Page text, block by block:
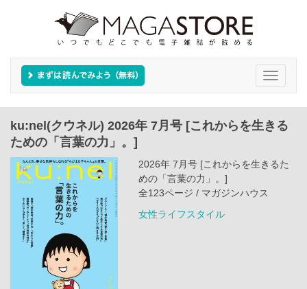
Toggle
ku:nel(クウネル) 2026年 7月号 [これからを生きる
ための「言葉の力」。]
2026年 7月号 [これからを生きるた
めの「言葉の力」。]
全123ページ / マガジンハウス
女性ライフスタイル